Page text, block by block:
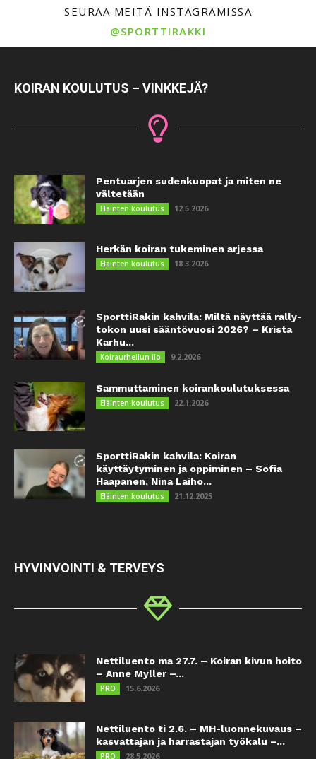
SEURAA MEITÄ INSTAGRAMISSA
@SPORTTIRAKKI
KOIRAN KOULUTUS – VINKKEJÄ?
Pentuarjen sudenkuopat ja miten ne
vältetään
Eläinten koulutus 12.5.2026
Herkän koiran tukeminen arjessa
Eläinten koulutus 18.3.2026
SporttiRakin kahvila: Miltä näyttää rally-
tokon uusi sääntövuosi 2026? – Krista
Karhu...
Koiraurheilun ilo 9.2.2026
Sammuttaminen koirankoulutuksessa
Eläinten koulutus 22.1.2026
SporttiRakin kahvila: Koiran
käyttäytyminen ja oppiminen – Sofia
Haapanen, Nina Laiho...
Eläinten koulutus 21.12.2025
HYVINVOINTI & TERVEYS
Nettiluento ma 27.7. – Koiran kivun hoito
– Anne Myller –...
PRO 15.6.2026
Nettiluento ti 2.6. – MH-luonnekuvaus –
kasvattajan ja harrastajan työkalu –...
PRO 28.5.2026